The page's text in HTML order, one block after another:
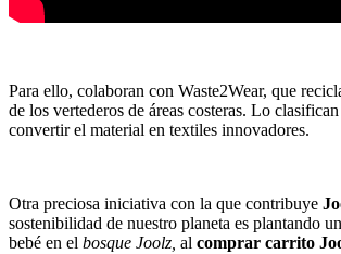
Para ello, colaboran con Waste2Wear, que
de los vertederos de áreas costeras. Lo
convertir el material en textiles innovadores.
Otra preciosa iniciativa con la que contribuye
sostenibilidad de nuestro planeta es plantando
bebé en el bosque Joolz, al comprar carrito